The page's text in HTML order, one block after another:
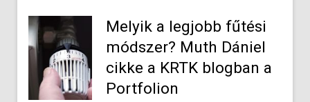
Melyik a legjobb fűtési
módszer? Muth Dániel
cikke a KRTK blogban a
Portfolion